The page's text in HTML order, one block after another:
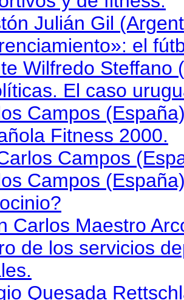
Julián Gil
el
Wilfredo Steffano
El caso
Campos
Fitness 2000.
Campos
Campos
Carlos Maestro
de los servicios
Quesada